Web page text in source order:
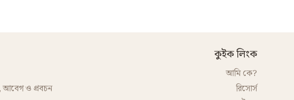
আবেগ ও প্রবচন
কুইক লিংক
আমি কে?
রিসোর্স